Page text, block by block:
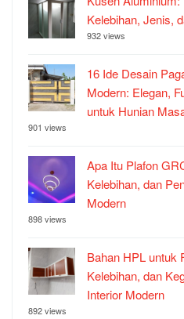
Kelebihan, Jenis,
932 views
16 Ide Desain
Modern: Elegan,
untuk Hunian
901 views
Apa Itu Plafon
Kelebihan, dan
Modern
898 views
Bahan HPL untuk
Kelebihan, dan
Interior Modern
892 views